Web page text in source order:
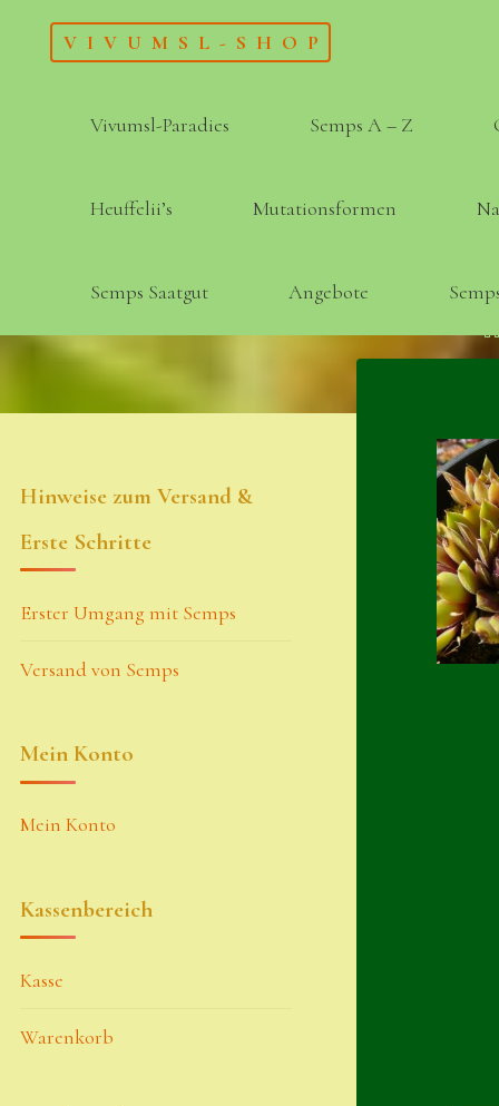
VIVUMSL-SHOP
Vivumsl-Paradies Semps A – Z
Heuffelii’s Mutationsformen
Semps Saatgut Angebote
Hinweise zum Versand &
Erste Schritte
Erster Umgang mit Semps
Versand von Semps
Mein Konto
Mein Konto
Kassenbereich
Kasse
Warenkorb